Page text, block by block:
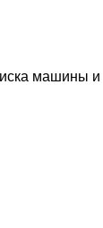
машины и